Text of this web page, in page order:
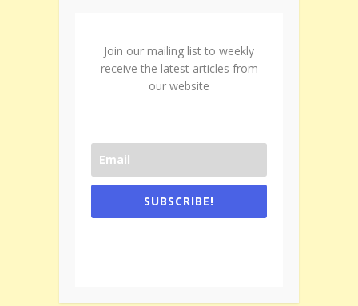
Join our mailing list to weekly
receive the latest articles from
our website
SUBSCRIBE!